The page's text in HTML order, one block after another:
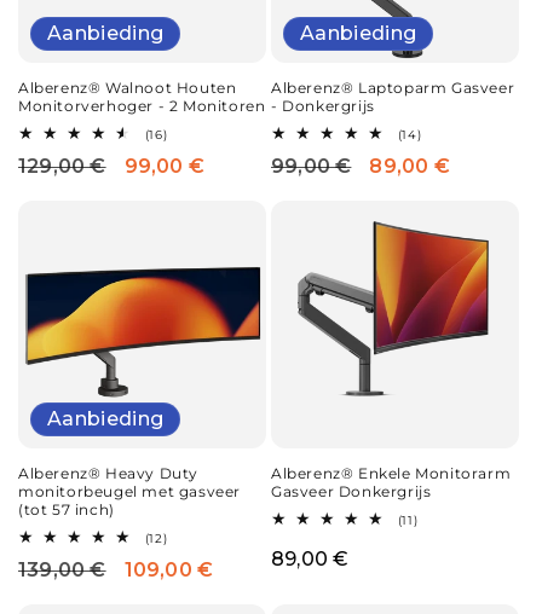
e
:
Aanbieding
Alberenz® Walnoot Houten
Monitorverhoger - 2 Monitoren
(16)16
aantal
Normale
129,00 € Aanbiedingsprijs
99,00 €
Aanbieding
Alberenz® Laptoparm Gasveer
- Donkergrijs
(14)14
aantal
Normale
99,00 € Aanbiedingsprijs
89,00 €
Aanbieding
Alberenz® Heavy Duty
monitorbeugel met gasveer
(tot 57 inch)
(12)12
aantal
Normale
139,00 € Aanbiedingsprijs
109,00 €
Alberenz® Enkele Monitorarm
Gasveer Donkergrijs
(11)11
Normale
89,00 €